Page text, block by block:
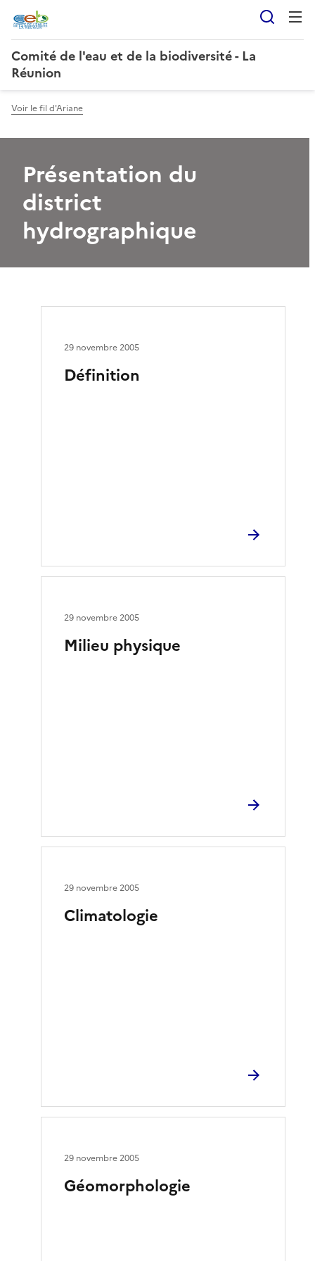
Comité de l'eau et de la biodiversité - La
Réunion
Voir le fil d'Ariane
Présentation du
district
hydrographique
Définition
29 novembre 2005
Milieu physique
29 novembre 2005
Climatologie
29 novembre 2005
Géomorphologie
29 novembre 2005